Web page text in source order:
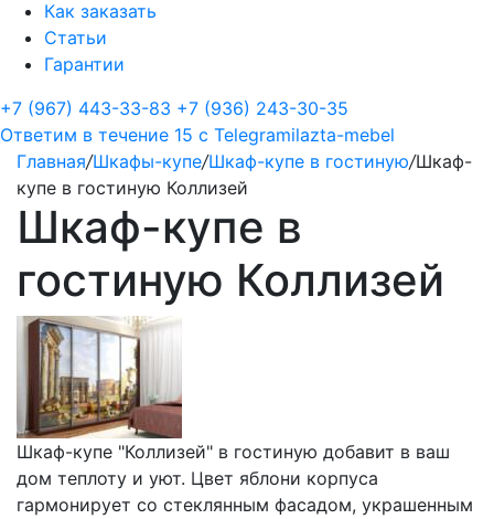
Как заказать
Статьи
Гарантии
+7 (967) 443-33-83 +7 (936) 243-30-35
Ответим в течение 15 с Telegramilazta-mebel
Главная/Шкафы-купе/Шкаф-купе в гостиную/Шкаф-
купе в гостиную Коллизей
Шкаф-купе в
гостиную Коллизей
Шкаф-купе "Коллизей" в гостиную добавит в ваш
дом теплоту и уют. Цвет яблони корпуса
гармонирует со стеклянным фасадом, украшенным